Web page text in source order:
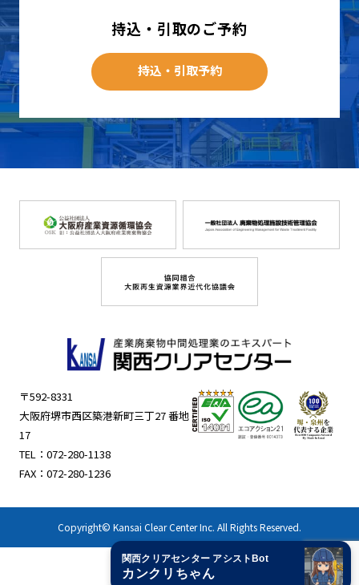
持込・引取のご予約
持込・引取予約
〒592-8331
大阪府堺市西区築港新町三丁27 番地
17
TEL： 072-280-1138
FAX：072-280-1236
Copyright© Kansai Clear Center Inc. All Rights Reserved.